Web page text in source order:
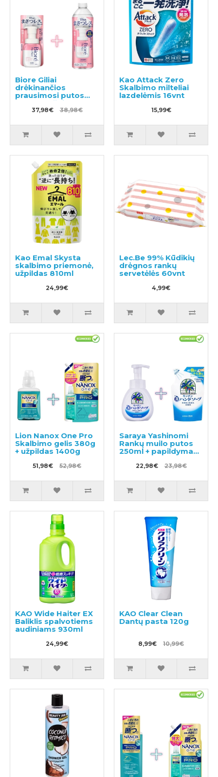
Biore Giliai
drėkinančios
prausimosi putos
200ml + užpildas
340ml37,98€ 38,98€
Kao Attack Zero
Skalbimo milteliai
lazdelėmis 16vnt
15,99€
Kao Emal Skysta
skalbimo priemonė,
užpildas 810ml
24,99€
Lec.Be 99% Kūdikių
drėgnos rankų
servetėlės 60vnt
4,99€
Lion Nanox One Pro
Skalbimo gelis 380g
+ užpildas 1400g
51,98€ 52,98€
Saraya Yashinomi
Rankų muilo putos
250ml + papildymas
22,98€ 23,98€
KAO Wide Haiter EX
Baliklis spalvotiems
audiniams 930ml
24,99€
KAO Clear Clean
Dantų pasta 120g
8,99€ 10,99€